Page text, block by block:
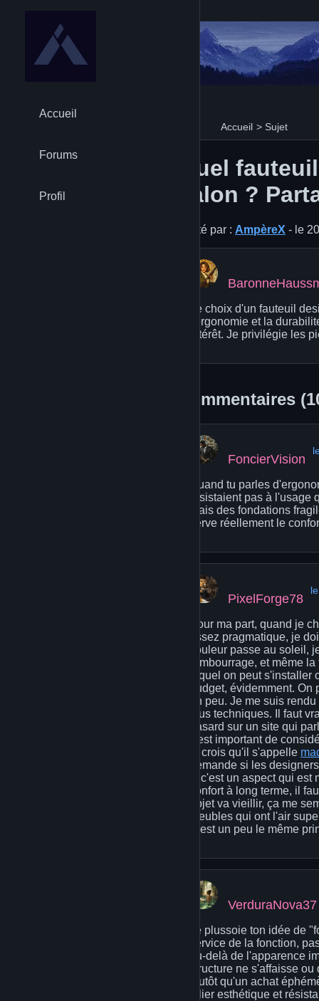
Accueil > Sujet
Accueil
Forums
Profil
Quel
salon ?
Posté par : AmpèreX - le
Le choix d'un fauteuil
l'ergonomie et la
intérêt. Je privilégie les
Commentaires
FoncierVision
Quand tu parles
résistaient pas à
mais des fondations
serve réellement le
PixelForge78
Pour ma part, quand je
assez pragmatique, je
couleur passe au soleil,
rembourrage, et même
lequel on peut
budget, évidemment.
un peu. Je me suis
plus techniques. Il faut
hasard sur un site qui
c'est important de
je crois qu'il s'appelle
demande si les
si c'est un aspect qui
confort à long terme, il
objet va vieillir, ça me
meubles qui ont l'air
C'est un peu le même
VerduraNova37
Je plussoie ton idée de
service de la fonction,
au-delà de l'apparence
structure ne s'affaisse
plutôt qu'un achat
allier esthétique et